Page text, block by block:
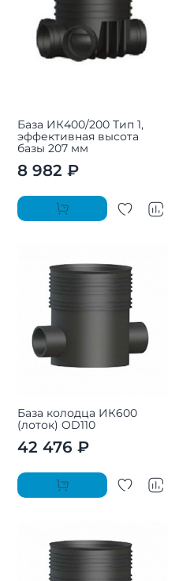
База ИК400/200 Тип 1,
эффективная высота
базы 207 мм
8 982 ₽
База колодца ИК600
(лоток) OD110
42 476 ₽